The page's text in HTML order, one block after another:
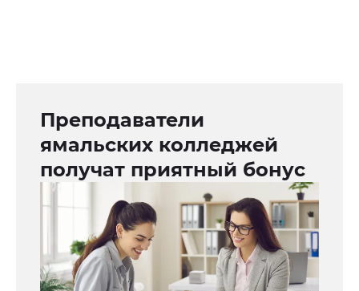
Преподаватели
ямальских колледжей
получат приятный бонус